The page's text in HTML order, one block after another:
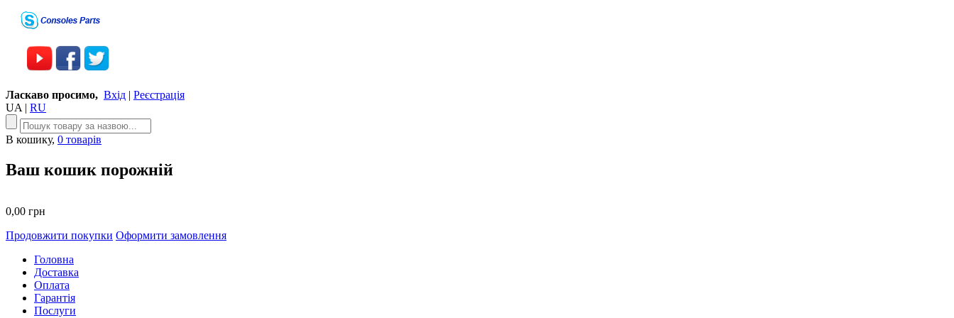
Ласкаво просимо, Вхід | Реєстрація
UA | RU
В кошику, 0 товарів
Ваш кошик порожній
0,00 грн
Продовжити покупки Оформити замовлення
Головна
Доставка
Оплата
Гарантія
Послуги